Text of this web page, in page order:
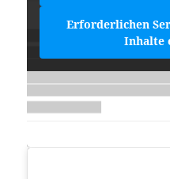
Erforderlichen
Inhalte